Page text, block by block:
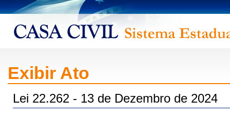
Exibir Ato
Lei 22.262 - 13 de Dezembro de 2024